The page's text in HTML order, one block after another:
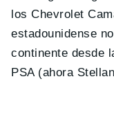
los Chevrolet
estadounidense
continente desde
PSA (ahora